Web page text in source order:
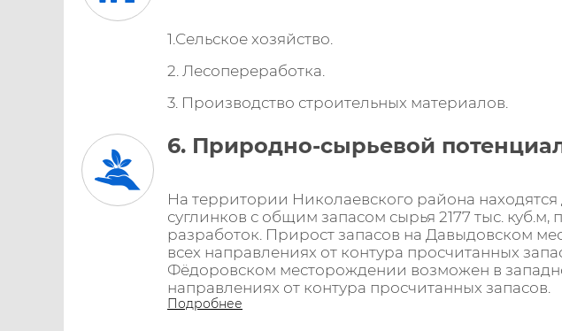
1.Сельское хозяйство.
2. Лесопереработка.
3. Производство строительных материалов.
6. Природно-сырьевой
На территории Николаевского района
суглинков с общим запасом сырья 2177 тыс.
разработок. Прирост запасов на Давыдовском
всех направлениях от контура просчитанных
Фёдоровском месторождении возможен в
направлениях от контура просчитанных запасов.
Подробнее